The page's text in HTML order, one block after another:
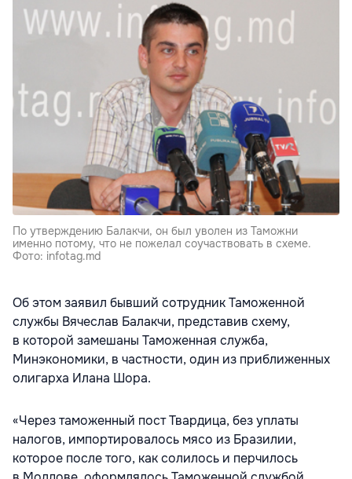
По утверждению Балакчи, он был уволен из Таможни
именно потому, что не пожелал соучаствовать в схеме.
Фото: infotag.md
Об этом заявил бывший сотрудник Таможенной
службы Вячеслав Балакчи, представив схему,
в которой замешаны Таможенная служба,
Минэкономики, в частности, один из приближенных
олигарха Илана Шора.
«Через таможенный пост Твардица, без уплаты
налогов, импортировалось мясо из Бразилии,
которое после того, как солилось и перчилось